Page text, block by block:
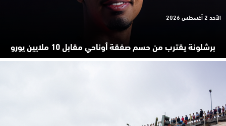
برشلونة يقترب من حسم صفقة أوناحي مقابل 10 ملايين يورو
الأحد 2 أغسطس 2026